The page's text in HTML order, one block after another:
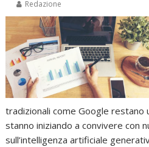
Redazione
tradizionali come Google restano
stanno iniziando a convivere con
sull’intelligenza artificiale